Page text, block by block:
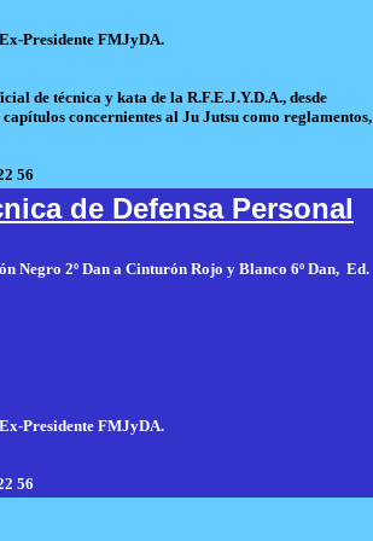
Presidente FMJyDA.
de técnica y kata de la R.F.E.J.Y.D.A., desde
concernientes al Ju Jutsu como reglamentos,
56
de Defensa Personal
Negro 2º Dan a Cinturón Rojo y Blanco 6º Dan, Ed.
Presidente FMJyDA.
56